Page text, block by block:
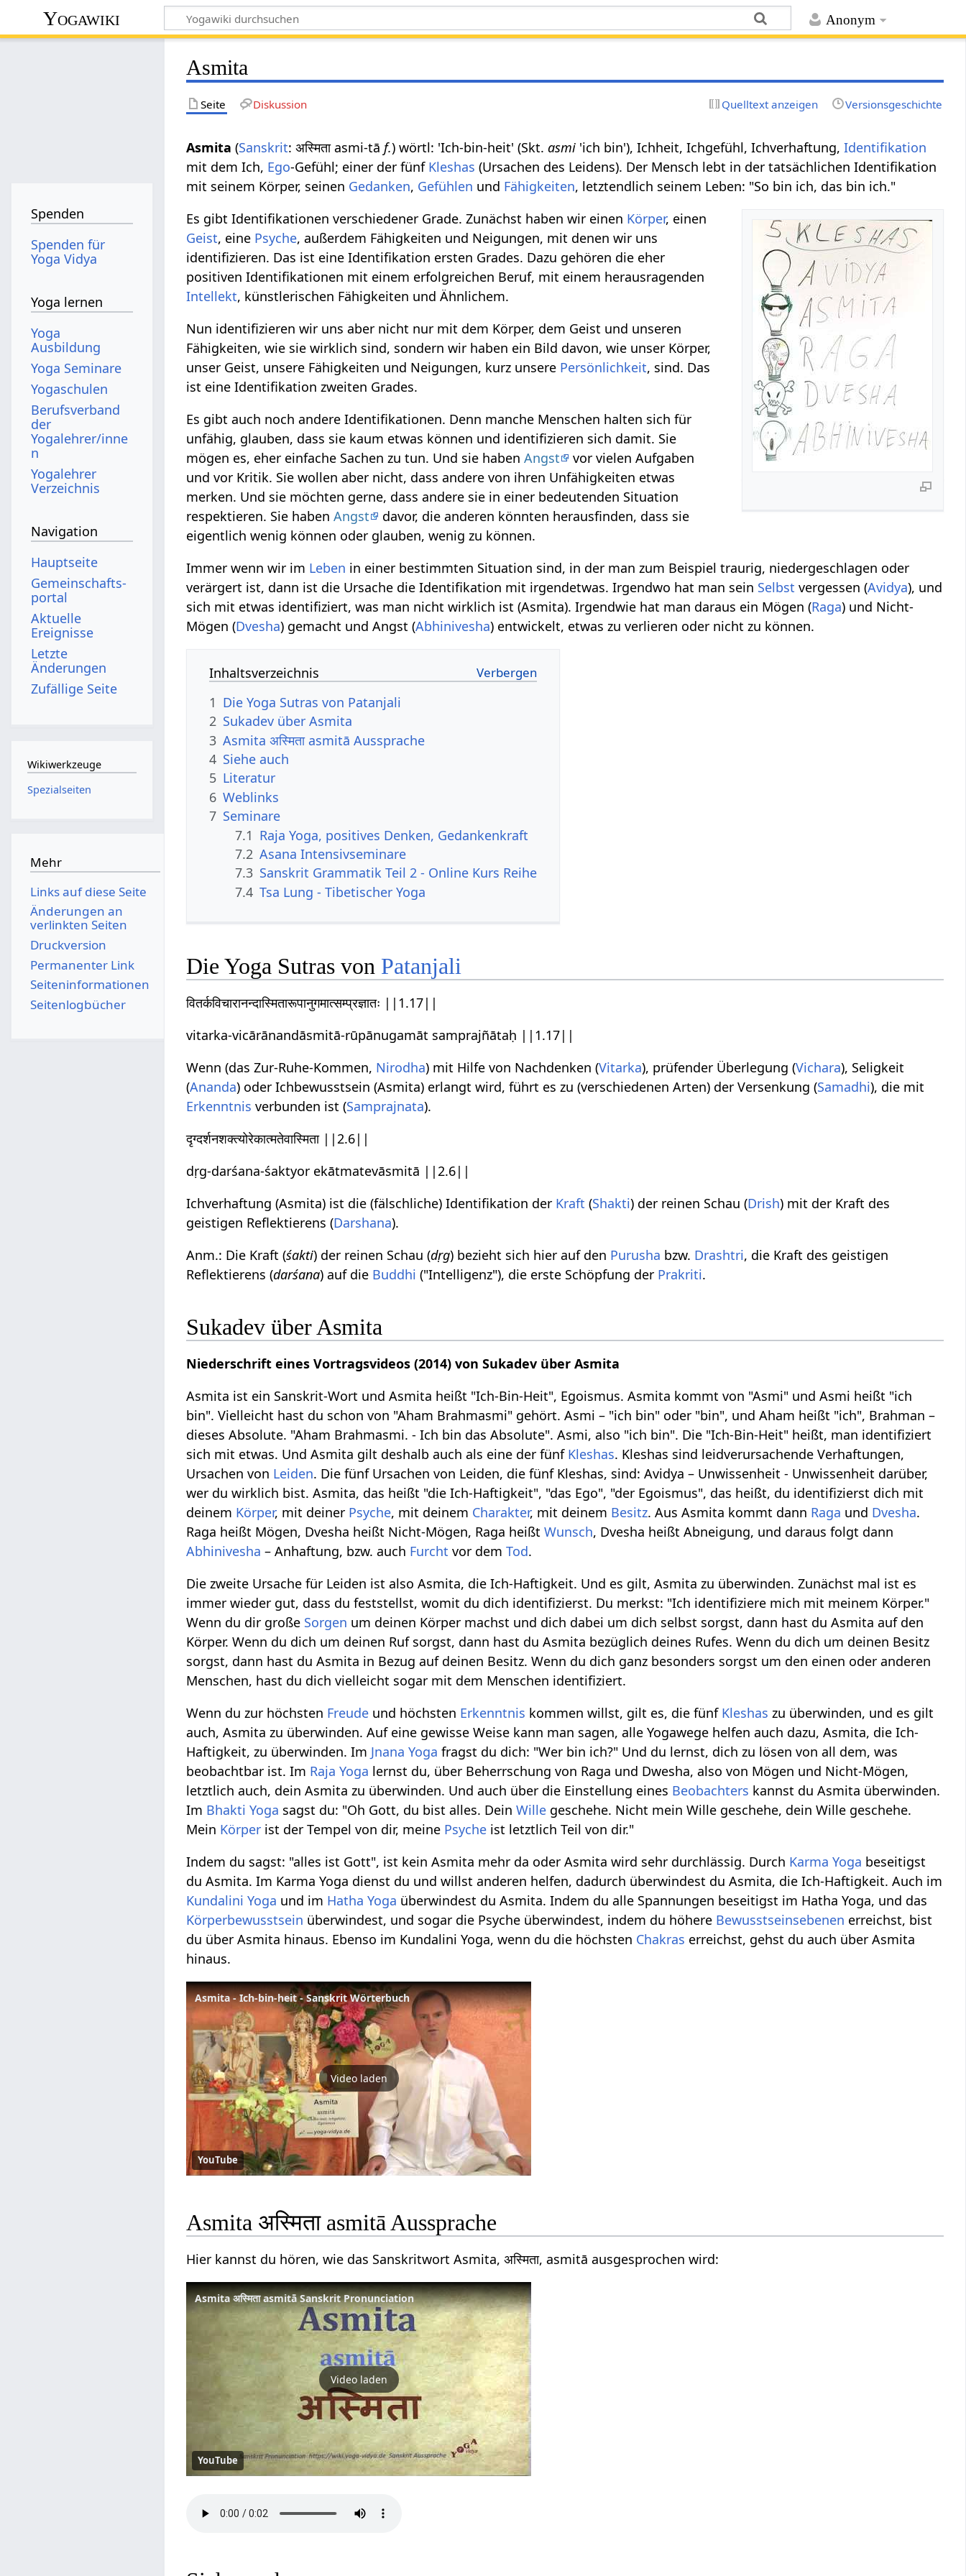
Anonym
Yogawiki
Asmita
Seite Diskussion Quelltext anzeigen Versionsgeschichte
Asmita (Sanskrit: अस्मिता asmi-tā f.) wörtl: 'Ich-bin-heit' (Skt.asmi 'ich bin'), Ichheit, Ichgefühl, Ichverhaftung,Identifikation
mit dem Ich, Ego-Gefühl; einer der fünf Kleshas (Ursachen des Leidens). Der Mensch lebt in der tatsächlichen Identifikation
mit seinem Körper, seinen Gedanken, Gefühlen und Fähigkeiten, letztendlich seinem Leben: "So bin ich, das bin ich."
Es gibt Identifikationen verschiedener Grade. Zunächst haben wir einen Körper, einen
Geist, eine Psyche, außerdem Fähigkeiten und Neigungen, mit denen wir uns
identifizieren. Das ist eine Identifikation ersten Grades. Dazu gehören die eher
positiven Identifikationen mit einem erfolgreichen Beruf, mit einem herausragenden
Intellekt, künstlerischen Fähigkeiten und Ähnlichem.
Nun identifizieren wir uns aber nicht nur mit dem Körper, dem Geist und unseren
Fähigkeiten, wie sie wirklich sind, sondern wir haben ein Bild davon, wie unser Körper,
unser Geist, unsere Fähigkeiten und Neigungen, kurz unsere Persönlichkeit, sind. Das
ist eine Identifikation zweiten Grades.
Es gibt auch noch andere Identifikationen. Denn manche Menschen halten sich für
unfähig, glauben, dass sie kaum etwas können und identifizieren sich damit. Sie
mögen es, eher einfache Sachen zu tun. Und sie habenAngst
vor vielen Aufgaben
und vor Kritik. Sie wollen aber nicht, dass andere von ihren Unfähigkeiten etwas
merken. Und sie möchten gerne, dass andere sie in einer bedeutenden Situation
respektieren. Sie habenAngst
davor, die anderen könnten herausfinden, dass sie
eigentlich wenig können oder glauben, wenig zu können.
Immer wenn wir im Leben in einer bestimmten Situation sind, in der man zum Beispiel traurig, niedergeschlagen oder
verärgert ist, dann ist die Ursache die Identifikation mit irgendetwas. Irgendwo hat man sein Selbst vergessen (Avidya), und
sich mit etwas identifiziert, was man nicht wirklich ist (Asmita). Irgendwie hat man daraus ein Mögen (Raga) und Nicht-
Mögen (Dvesha) gemacht und Angst (Abhinivesha) entwickelt, etwas zu verlieren oder nicht zu können.
Inhaltsverzeichnis
1 Die Yoga Sutras von Patanjali
2 Sukadev über Asmita
3 Asmita अस्मिता asmitā Aussprache
4 Siehe auch
5 Literatur
6 Weblinks
7 Seminare
7.1 Raja Yoga, positives Denken, Gedankenkraft
7.2 Asana Intensivseminare
7.3 Sanskrit Grammatik Teil 2 - Online Kurs Reihe
7.4 Tsa Lung - Tibetischer Yoga
Die Yoga Sutras von Patanjali
वितर्कविचारानन्दास्मितारूपानुगमात्सम्प्रज्ञातः ||1.17||
vitarka-vicārānandāsmitā-rūpānugamāt samprajñātaḥ ||1.17||
Wenn (das Zur-Ruhe-Kommen, Nirodha) mit Hilfe von Nachdenken (Vitarka), prüfender Überlegung (Vichara), Seligkeit
(Ananda) oder Ichbewusstsein (Asmita) erlangt wird, führt es zu (verschiedenen Arten) der Versenkung (Samadhi), die mit
Erkenntnis verbunden ist (Samprajnata).
दृग्दर्शनशक्त्योरेकात्मतेवास्मिता ||2.6||
dṛg-darśana-śaktyor ekātmatevāsmitā ||2.6||
Ichverhaftung (Asmita) ist die (fälschliche) Identifikation der Kraft (Shakti) der reinen Schau (Drish) mit der Kraft des
geistigen Reflektierens (Darshana).
Anm.: Die Kraft (śakti) der reinen Schau (dṛg) bezieht sich hier auf den Purusha bzw. Drashtri, die Kraft des geistigen
Reflektierens (darśana) auf die Buddhi ("Intelligenz"), die erste Schöpfung der Prakriti.
Sukadev über Asmita
Niederschrift eines Vortragsvideos (2014) von Sukadev über Asmita
Asmita ist ein Sanskrit-Wort und Asmita heißt "Ich-Bin-Heit", Egoismus. Asmita kommt von "Asmi" und Asmi heißt "ich
bin". Vielleicht hast du schon von "Aham Brahmasmi" gehört. Asmi – "ich bin" oder "bin", und Aham heißt "ich", Brahman –
dieses Absolute. "Aham Brahmasmi. - Ich bin das Absolute". Asmi, also "ich bin". Die "Ich-Bin-Heit" heißt, man identifiziert
sich mit etwas. Und Asmita gilt deshalb auch als eine der fünf Kleshas. Kleshas sind leidverursachende Verhaftungen,
Ursachen von Leiden. Die fünf Ursachen von Leiden, die fünf Kleshas, sind: Avidya – Unwissenheit - Unwissenheit darüber,
wer du wirklich bist. Asmita, das heißt "die Ich-Haftigkeit", "das Ego", "der Egoismus", das heißt, du identifizierst dich mit
deinem Körper, mit deiner Psyche, mit deinem Charakter, mit deinem Besitz. Aus Asmita kommt dann Raga und Dvesha.
Raga heißt Mögen, Dvesha heißt Nicht-Mögen, Raga heißtWunsch, Dvesha heißt Abneigung, und daraus folgt dann
Abhinivesha – Anhaftung, bzw. auch Furcht vor demTod.
Die zweite Ursache für Leiden ist also Asmita, die Ich-Haftigkeit. Und es gilt, Asmita zu überwinden. Zunächst mal ist es
immer wieder gut, dass du feststellst, womit du dich identifizierst. Du merkst: "Ich identifiziere mich mit meinem Körper."
Wenn du dir große Sorgen um deinen Körper machst und dich dabei um dich selbst sorgst, dann hast du Asmita auf den
Körper. Wenn du dich um deinen Ruf sorgst, dann hast du Asmita bezüglich deines Rufes. Wenn du dich um deinen Besitz
sorgst, dann hast du Asmita in Bezug auf deinen Besitz. Wenn du dich ganz besonders sorgst um den einen oder anderen
Menschen, hast du dich vielleicht sogar mit dem Menschen identifiziert.
Wenn du zur höchsten Freude und höchsten Erkenntnis kommen willst, gilt es, die fünf Kleshas zu überwinden, und es gilt
auch, Asmita zu überwinden. Auf eine gewisse Weise kann man sagen, alle Yogawege helfen auch dazu, Asmita, die Ich-
Haftigkeit, zu überwinden. Im Jnana Yoga fragst du dich: "Wer bin ich?" Und du lernst, dich zu lösen von all dem, was
beobachtbar ist. Im Raja Yoga lernst du, über Beherrschung von Raga und Dwesha, also von Mögen und Nicht-Mögen,
letztlich auch, dein Asmita zu überwinden. Und auch über die Einstellung eines Beobachters kannst du Asmita überwinden.
Im Bhakti Yoga sagst du: "Oh Gott, du bist alles. DeinWille geschehe. Nicht mein Wille geschehe, dein Wille geschehe.
Mein Körper ist der Tempel von dir, meine Psyche ist letztlich Teil von dir."
Indem du sagst: "alles ist Gott", ist kein Asmita mehr da oder Asmita wird sehr durchlässig. Durch Karma Yoga beseitigst
du Asmita. Im Karma Yoga dienst du und willst anderen helfen, dadurch überwindest du Asmita, die Ich-Haftigkeit. Auch im
Kundalini Yoga und im Hatha Yoga überwindest du Asmita. Indem du alle Spannungen beseitigst im Hatha Yoga, und das
Körperbewusstsein überwindest, und sogar die Psyche überwindest, indem du höhere Bewusstseinsebenen erreichst, bist
du über Asmita hinaus. Ebenso im Kundalini Yoga, wenn du die höchsten Chakras erreichst, gehst du auch über Asmita
hinaus.
Asmita - Ich-bin-heit - Sanskrit Wörterbuch
Video laden
YouTube
Asmita अस्मिता asmitā Aussprache
Hier kannst du hören, wie das Sanskritwort Asmita, अस्मिता, asmitā ausgesprochen wird:
Asmita अस्मिता asmitā Sanskrit Pronunciation
Video laden
YouTube
Spenden
Spenden für
Yoga Vidya
Yoga lernen
Yoga
Ausbildung
Yoga Seminare
Yogaschulen
Berufsverband
der
Yogalehrer/inne
n
Yogalehrer
Verzeichnis
Navigation
Hauptseite
Gemeinschafts­
portal
Aktuelle
Ereignisse
Letzte
Änderungen
Zufällige Seite
Wikiwerkzeuge
Spezialseiten
Mehr
Links auf diese Seite
Änderungen an
verlinkten Seiten
Druckversion
Permanenter Link
Seiten­­informationen
Seitenlogbücher